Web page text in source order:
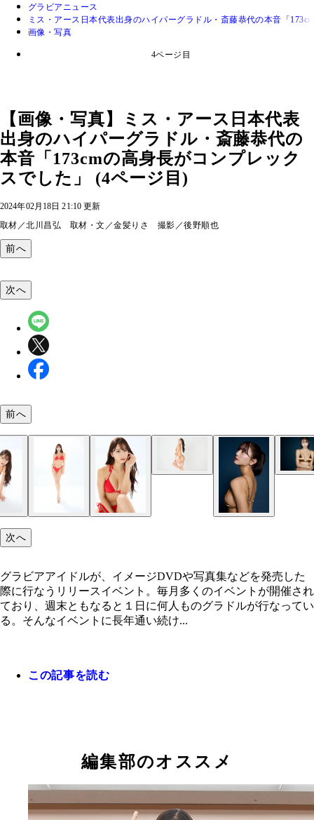
グラビアニュース
ミス・アース日本代表出身のハイパーグラドル・斎藤恭代の本音「
画像・写真
4ページ目
【画像・写真】ミス・アース日本代表
出身のハイパーグラドル・斎藤恭代の
本音「173cmの高身長がコンプレック
スでした」 (4ページ目)
2024年02月18日 21:10 更新
取材／北川昌弘 取材・文／金髪りさ 撮影／後野順也
前へ
斎藤恭代
斎藤恭代
斎藤恭代
次へ
前へ
次へ
グラビアアイドルが、イメージDVDや写真集などを発売した
際に行なうリリースイベント。毎月多くのイベントが開催され
ており、週末ともなると１日に何人ものグラドルが行なってい
る。そんなイベントに長年通い続け...
この記事を読む
編集部のオススメ